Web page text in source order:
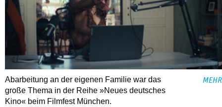
Abarbeitung an der eigenen Familie war das
große Thema in der Reihe »Neues deutsches
Kino« beim Filmfest München.
MEHR